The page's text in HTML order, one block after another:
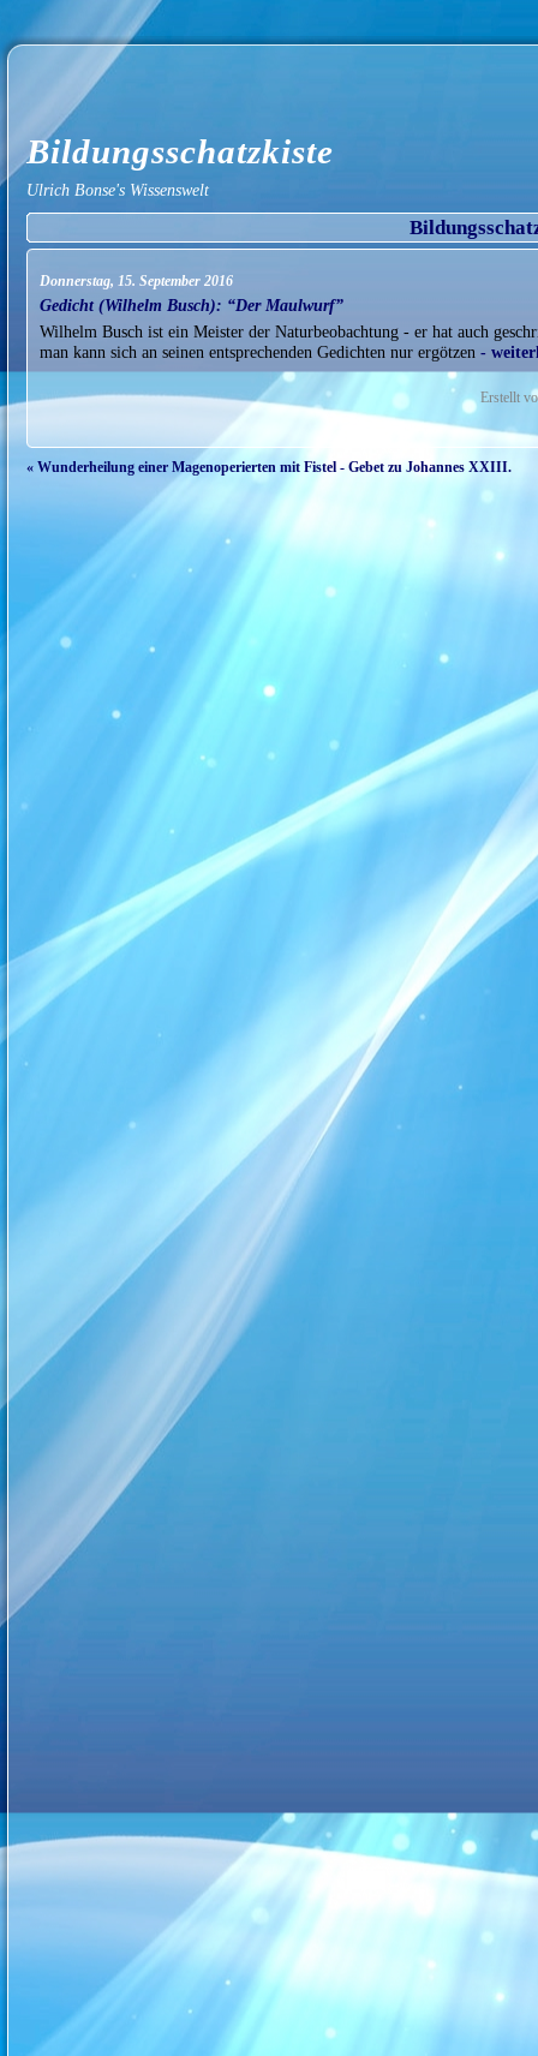
Bildungsschatzkiste
Ulrich Bonse's Wissenswelt
Donnerstag, 15. September 2016
Gedicht (Wilhelm Busch): “Der Maulwurf”
Wilhelm Busch ist ein Meister der Naturbeobachtung - er hat auch
man kann sich an seinen entsprechenden Gedichten nur ergötzen -
Erstellt
« Wunderheilung einer Magenoperierten mit Fistel - Gebet zu Johannes XXIII.